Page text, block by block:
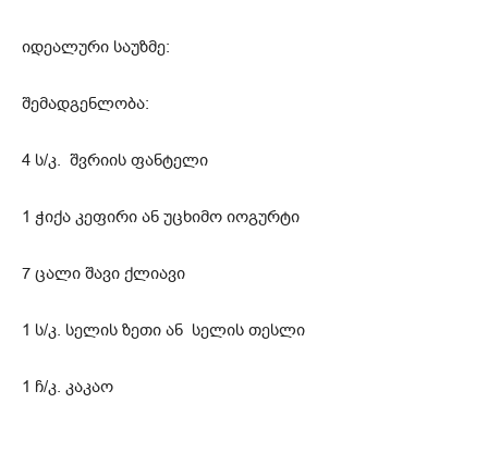
იდეალური საუზმე:
შემადგენლობა:
4 ს/კ. შვრიის ფანტელი
1 ჭიქა კეფირი ან უცხიმო იოგურტი
7 ცალი შავი ქლიავი
1 ს/კ. სელის ზეთი ან სელის თესლი
1 ჩ/კ. კაკაო